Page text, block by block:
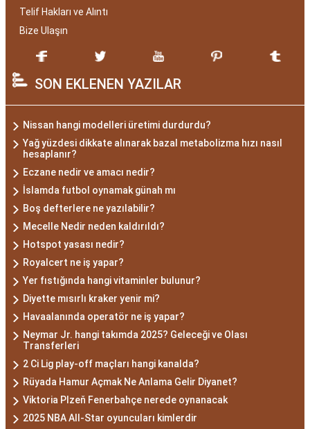
Telif Hakları ve Alıntı
Bize Ulaşın
SON EKLENEN YAZILAR
Nissan hangi modelleri üretimi durdurdu?
Yağ yüzdesi dikkate alınarak bazal metabolizma hızı nasıl
hesaplanır?
Eczane nedir ve amacı nedir?
İslamda futbol oynamak günah mı
Boş defterlere ne yazılabilir?
Mecelle Nedir neden kaldırıldı?
Hotspot yasası nedir?
Royalcert ne iş yapar?
Yer fıstığında hangi vitaminler bulunur?
Diyette mısırlı kraker yenir mi?
Havaalanında operatör ne iş yapar?
Neymar Jr. hangi takımda 2025? Geleceği ve Olası
Transferleri
2 Ci Lig play-off maçları hangi kanalda?
Rüyada Hamur Açmak Ne Anlama Gelir Diyanet?
Viktoria Plzeň Fenerbahçe nerede oynanacak
2025 NBA All-Star oyuncuları kimlerdir